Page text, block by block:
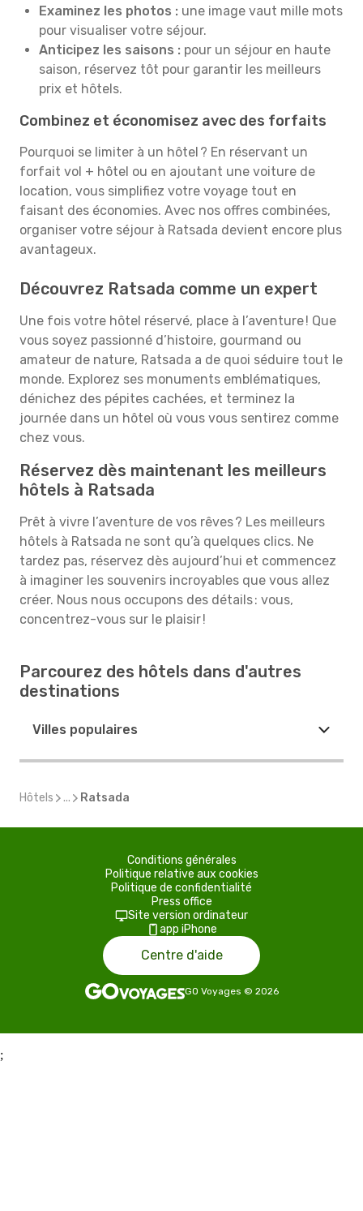
Examinez les photos : une image vaut mille mots
pour visualiser votre séjour.
Anticipez les saisons : pour un séjour en haute
saison, réservez tôt pour garantir les meilleurs
prix et hôtels.
Combinez et économisez avec des forfaits
Pourquoi se limiter à un hôtel ? En réservant un
forfait vol + hôtel ou en ajoutant une voiture de
location, vous simplifiez votre voyage tout en
faisant des économies. Avec nos offres combinées,
organiser votre séjour à Ratsada devient encore plus
avantageux.
Découvrez Ratsada comme un expert
Une fois votre hôtel réservé, place à l’aventure ! Que
vous soyez passionné d’histoire, gourmand ou
amateur de nature, Ratsada a de quoi séduire tout le
monde. Explorez ses monuments emblématiques,
dénichez des pépites cachées, et terminez la
journée dans un hôtel où vous vous sentirez comme
chez vous.
Réservez dès maintenant les meilleurs
hôtels à Ratsada
Prêt à vivre l’aventure de vos rêves ? Les meilleurs
hôtels à Ratsada ne sont qu’à quelques clics. Ne
tardez pas, réservez dès aujourd’hui et commencez
à imaginer les souvenirs incroyables que vous allez
créer. Nous nous occupons des détails : vous,
concentrez-vous sur le plaisir !
Parcourez des hôtels dans d'autres
destinations
Villes populaires
Hôtels ... Ratsada
Conditions générales
Politique relative aux cookies
Politique de confidentialité
Press office
Site version ordinateur
app iPhone
Centre d'aide
GO Voyages © 2026
;